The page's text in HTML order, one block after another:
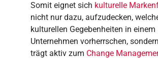
Somit eignet sich kulturelle
nicht nur dazu, aufzudecken,
kulturellen Gegebenheiten in einem
Unternehmen vorherrschen,
trägt aktiv zum Change